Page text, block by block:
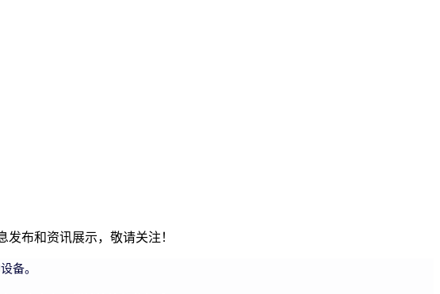
布和资讯展示，敬请关注！
备。